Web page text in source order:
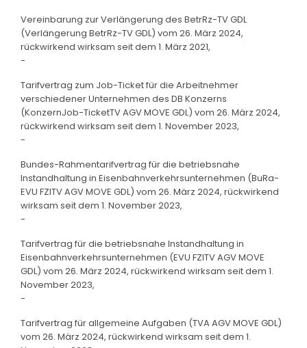
Vereinbarung zur Verlängerung des BetrRz-TV GDL
(Verlängerung BetrRz-TV GDL) vom 26. März 2024,
rückwirkend wirksam seit dem 1. März 2021,
-
Tarifvertrag zum Job-Ticket für die Arbeitnehmer
verschiedener Unternehmen des DB Konzerns
(KonzernJob-TicketTV AGV MOVE GDL) vom 26. März 2024,
rückwirkend wirksam seit dem 1. November 2023,
-
Bundes-Rahmentarifvertrag für die betriebsnahe
Instandhaltung in Eisenbahnverkehrsunternehmen (BuRa-
EVU FZITV AGV MOVE GDL) vom 26. März 2024, rückwirkend
wirksam seit dem 1. November 2023,
-
Tarifvertrag für die betriebsnahe Instandhaltung in
Eisenbahnverkehrsunternehmen (EVU FZITV AGV MOVE
GDL) vom 26. März 2024, rückwirkend wirksam seit dem 1.
November 2023,
-
Tarifvertrag für allgemeine Aufgaben (TVA AGV MOVE GDL)
vom 26. März 2024, rückwirkend wirksam seit dem 1.